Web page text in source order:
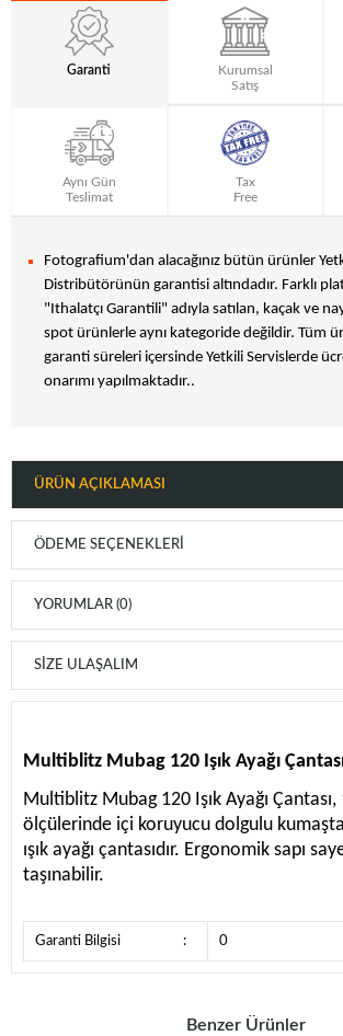
Garanti
Kurumsal
Satış
Aynı Gün
Teslimat
Tax
Free
Fotografium'dan alacağınız bütün ürünler
Distribütörünün garantisi altındadır. Farklı
"Ithalatçı Garantili" adıyla satılan, kaçak ve
spot ürünlerle aynı kategoride değildir. Tüm
garanti süreleri içersinde Yetkili Servislerde
onarımı yapılmaktadır..
ÜRÜN AÇIKLAMASI
ÖDEME SEÇENEKLERI
YORUMLAR (0)
SIZE ULAŞALIM
Multiblitz Mubag 120 Işık Ayağı
Multiblitz Mubag 120 Işık Ayağı
ölçülerinde içi koruyucu dolgulu
ışık ayağı çantasıdır. Ergonomik sapı
taşınabilir.
Garanti Bilgisi : 0
Benzer Ürünler